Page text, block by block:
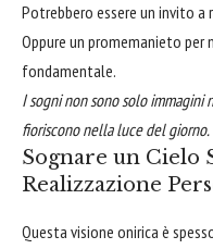
Potrebbero essere un invito
Oppure un promemanieto per
fondamentale.
I sogni non sono solo immagini
fioriscono nella luce del giorno.
Sognare un Cielo
Realizzazione
Questa visione onirica è